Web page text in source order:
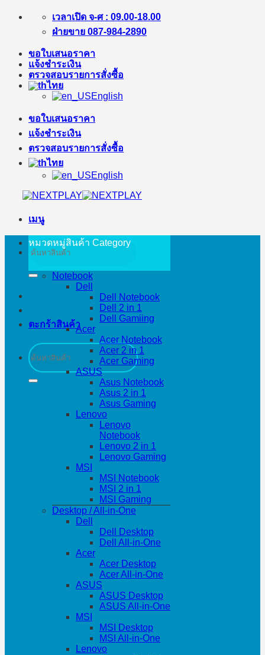
ข้าม
เนื้อหา
เวลาเปิด จ-ศ : 09.00-18.00
ฝ่ายขาย 087-984-2890
ขอใบเสนอราคา
แจ้งชำระเงิน
ตรวจสอบรายการสั่งซื้อ
ไทย
English
ขอใบเสนอราคา
แจ้งชำระเงิน
ตรวจสอบรายการสั่งซื้อ
ไทย
English
เมนู
ค้นหา:
ตะกร้าสินค้า
ค้นหา:
หมวดหมู่สินค้า Category
Notebook
Dell
Dell Notebook
Dell 2 in 1
Dell Gamiing
Acer
Acer Notebook
Acer 2 in 1
Acer Gaming
ASUS
Asus Notebook
Asus 2 in 1
Asus Gaming
Lenovo
Lenovo
Notebook
Lenovo 2 in 1
Lenovo Gaming
MSI
MSI Notebook
MSI 2 in 1
MSI Gaming
Desktop / All-in-One
Dell
Dell Desktop
Dell All-in-One
Acer
Acer Desktop
Acer All-in-One
ASUS
ASUS Desktop
ASUS All-in-One
MSI
MSI Desktop
MSI All-in-One
Lenovo